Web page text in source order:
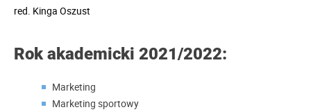
red. Kinga Oszust
Rok akademicki 2021/2022:
Marketing
Marketing sportowy